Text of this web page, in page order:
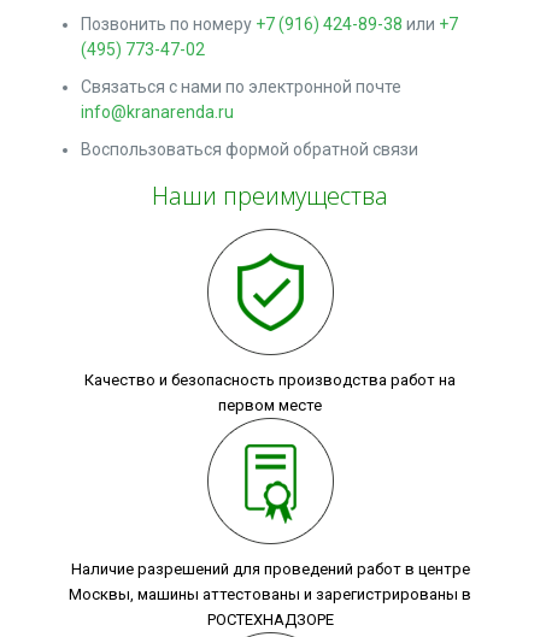
Позвонить по номеру +7 (916) 424-89-38 или +7
(495) 773-47-02
Связаться с нами по электронной почте
info@kranarenda.ru
Воспользоваться формой обратной связи
Наши преимущества
Качество и безопасность производства работ на
первом месте
Наличие разрешений для проведений работ в центре
Москвы, машины аттестованы и зарегистрированы в
РОСТЕХНАДЗОРЕ